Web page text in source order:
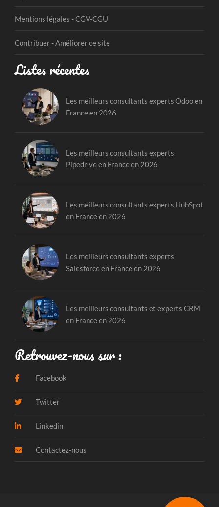
Mentions légales - CGV-CGU
Contribuer - Améliorer ce site
Listes récentes
Les meilleurs consultants experts Odoo en
France en 2026
Les meilleurs consultants experts
Pipedrive en France en 2026
Les meilleurs consultants experts HubSpot
en France en 2026
Les meilleurs consultants experts
Salesforce en France en 2026
Les meilleurs consultants et experts CRM
en France en 2026
Retrouvez-nous sur :
Facebook
Twitter
Linkedin
Contactez-nous